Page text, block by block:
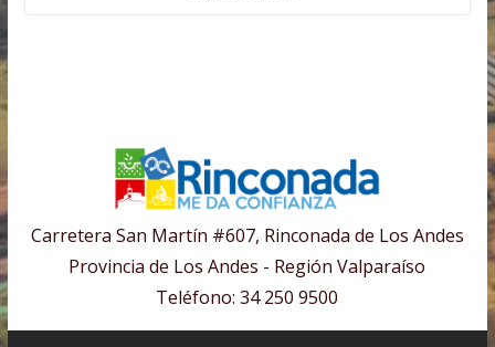
Carretera San Martín #607, Rinconada de Los Andes
Provincia de Los Andes - Región Valparaíso
Teléfono: 34 250 9500